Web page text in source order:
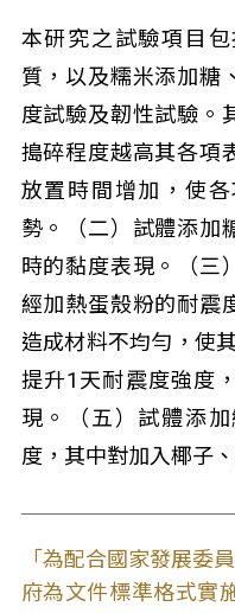
本研究之試驗項目
質，以及糯米添加糖
度試驗及韌性試驗。
搗碎程度越高其各項
放置時間增加，使
勢。（二）試體添加
時的黏度表現。（三
經加熱蛋殼粉的耐震
造成材料不均勻，使
提升1天耐震度強度
現。（五）試體添
度，其中對加入椰子
「為配合國家發展委
府為文件標準格式實